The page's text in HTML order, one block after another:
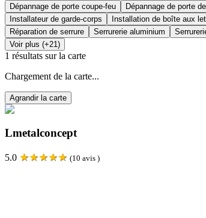
Dépannage de porte coupe-feu
Dépannage de porte
Installateur de garde-corps
Installation de boîte aux
Réparation de serrure
Serrurerie aluminium
Voir plus (+21)
1 résultats sur la carte
Chargement de la carte...
Agrandir la carte
Lmetalconcept
5.0 ★★★★★ (10 avis )